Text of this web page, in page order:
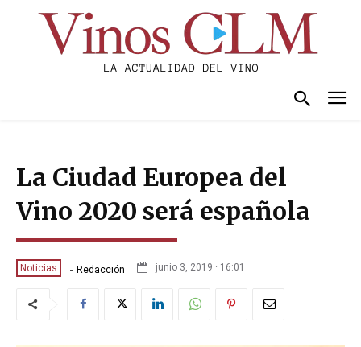
La Ciudad Europea del
Vino 2020 será española
Noticias - Redacción junio 3, 2019 · 16:01